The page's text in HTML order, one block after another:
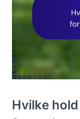
Hvilke